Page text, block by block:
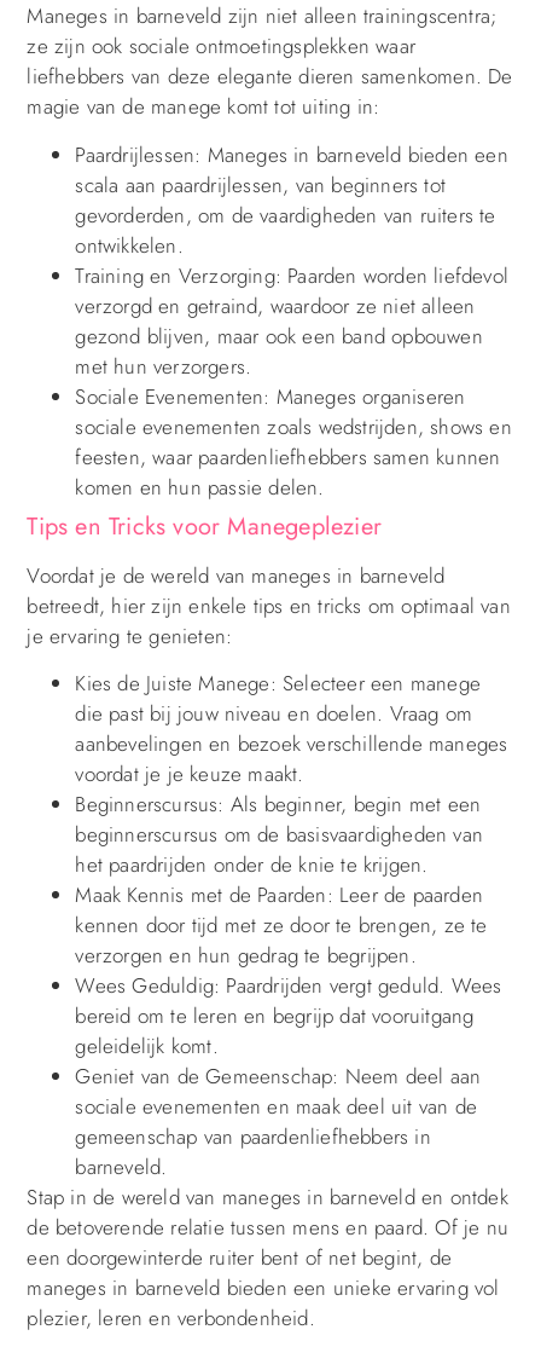
Maneges in barneveld zijn niet alleen trainingscentra;
ze zijn ook sociale ontmoetingsplekken waar
liefhebbers van deze elegante dieren samenkomen. De
magie van de manege komt tot uiting in:
Paardrijlessen: Maneges in barneveld bieden een
scala aan paardrijlessen, van beginners tot
gevorderden, om de vaardigheden van ruiters te
ontwikkelen.
Training en Verzorging: Paarden worden liefdevol
verzorgd en getraind, waardoor ze niet alleen
gezond blijven, maar ook een band opbouwen
met hun verzorgers.
Sociale Evenementen: Maneges organiseren
sociale evenementen zoals wedstrijden, shows en
feesten, waar paardenliefhebbers samen kunnen
komen en hun passie delen.
Tips en Tricks voor Manegeplezier
Voordat je de wereld van maneges in barneveld
betreedt, hier zijn enkele tips en tricks om optimaal van
je ervaring te genieten:
Kies de Juiste Manege: Selecteer een manege
die past bij jouw niveau en doelen. Vraag om
aanbevelingen en bezoek verschillende maneges
voordat je je keuze maakt.
Beginnerscursus: Als beginner, begin met een
beginnerscursus om de basisvaardigheden van
het paardrijden onder de knie te krijgen.
Maak Kennis met de Paarden: Leer de paarden
kennen door tijd met ze door te brengen, ze te
verzorgen en hun gedrag te begrijpen.
Wees Geduldig: Paardrijden vergt geduld. Wees
bereid om te leren en begrijp dat vooruitgang
geleidelijk komt.
Geniet van de Gemeenschap: Neem deel aan
sociale evenementen en maak deel uit van de
gemeenschap van paardenliefhebbers in
barneveld.
Stap in de wereld van maneges in barneveld en ontdek
de betoverende relatie tussen mens en paard. Of je nu
een doorgewinterde ruiter bent of net begint, de
maneges in barneveld bieden een unieke ervaring vol
plezier, leren en verbondenheid.